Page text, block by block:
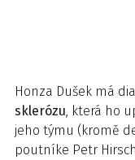
Honza Dušek má
sklerózu, která ho
jeho týmu (kromě
poutníke Petr